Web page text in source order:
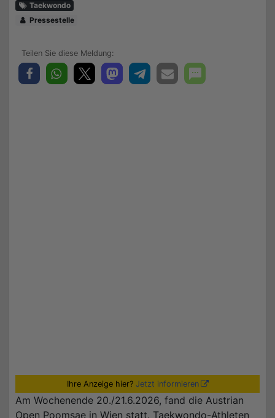
Taekwondo
Pressestelle
Ihre Anzeige hier? Jetzt informieren
Am Wochenende 20./21.6.2026, fand die Austrian
Open Poomsae in Wien statt. Taekwondo-Athleten